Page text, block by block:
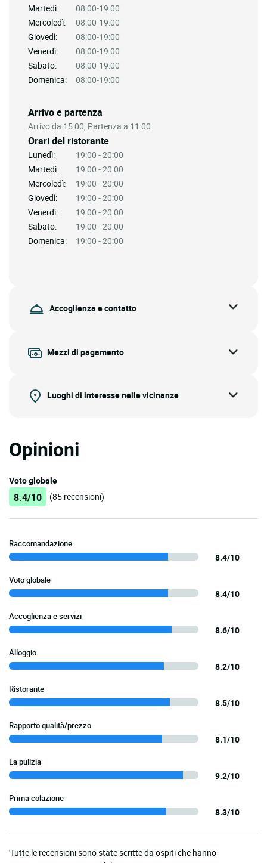
Martedì:
08:00-19:00
Mercoledì:
08:00-19:00
Giovedì:
08:00-19:00
Venerdì:
08:00-19:00
Sabato:
08:00-19:00
Domenica:
08:00-19:00
Arrivo e partenza
Arrivo da 15:00, Partenza a 11:00
Orari del ristorante
Lunedì:
19:00 - 20:00
Martedì:
19:00 - 20:00
Mercoledì:
19:00 - 20:00
Giovedì:
19:00 - 20:00
Venerdì:
19:00 - 20:00
Sabato:
19:00 - 20:00
Domenica:
19:00 - 20:00
Accoglienza e contatto
Mezzi di pagamento
Luoghi di interesse nelle vicinanze
Opinioni
Voto globale
8.4/10 (85 recensioni)
Raccomandazione
8.4/10
Voto globale
8.4/10
Accoglienza e servizi
8.6/10
Alloggio
8.2/10
Ristorante
8.5/10
Rapporto qualità/prezzo
8.1/10
La pulizia
9.2/10
Prima colazione
8.3/10
'Tutte le recensioni sono state scritte da ospiti che hanno